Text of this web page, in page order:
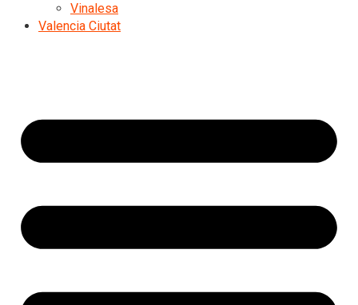
Vinalesa
Valencia Ciutat